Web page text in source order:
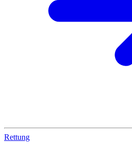
Rettung